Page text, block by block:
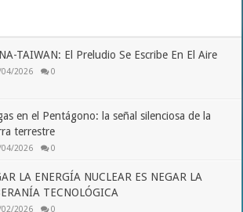
TAIWAN: El Preludio Se Escribe En El Aire
2026 0
en el Pentágono: la señal silenciosa de la
terrestre
2026 0
LA ENERGÍA NUCLEAR ES NEGAR LA
TECNOLÓGICA
2026 0